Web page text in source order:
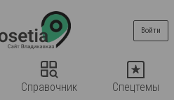
Справочник Спецтемы
Войти